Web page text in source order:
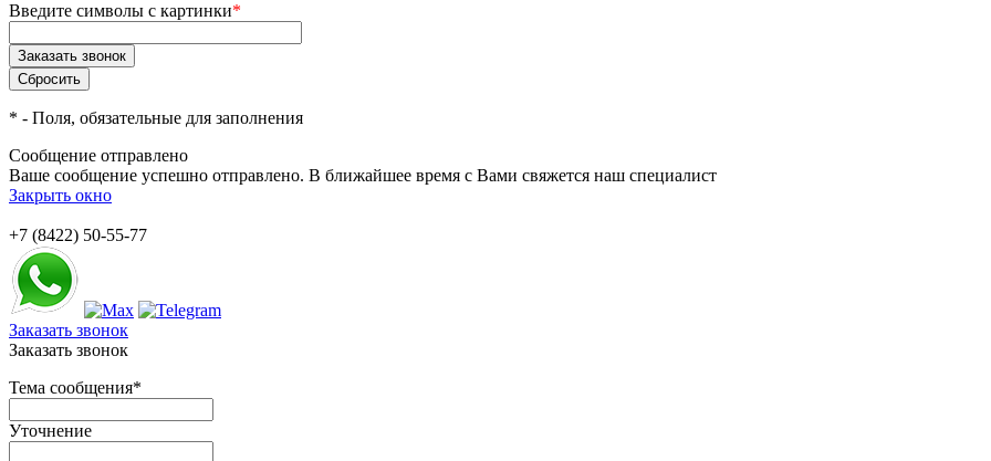
Введите символы с картинки*
* - Поля, обязательные для заполнения
Сообщение отправлено
Ваше сообщение успешно отправлено. В ближайшее время с Вами свяжется наш специалист
Закрыть окно
+7 (8422) 50-55-77
Заказать звонок
Заказать звонок
Тема сообщения*
Уточнение